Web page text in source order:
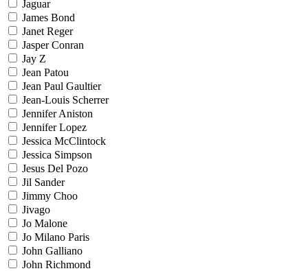
Jaguar
James Bond
Janet Reger
Jasper Conran
Jay Z
Jean Patou
Jean Paul Gaultier
Jean-Louis Scherrer
Jennifer Aniston
Jennifer Lopez
Jessica McClintock
Jessica Simpson
Jesus Del Pozo
Jil Sander
Jimmy Choo
Jivago
Jo Malone
Jo Milano Paris
John Galliano
John Richmond